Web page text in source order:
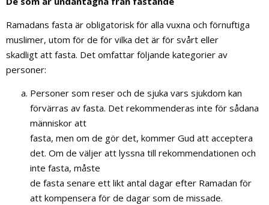
Ramadans fasta är obligatorisk för alla vuxna och förnuftiga
muslimer, utom för de för vilka det är för svårt eller
skadligt att fasta. Det omfattar följande kategorier av
personer:
Personer som reser och de sjuka vars sjukdom kan
förvärras av fasta. Det rekommenderas inte för sådana
människor att
fasta, men om de gör det, kommer Gud att acceptera
det. Om de väljer att lyssna till rekommendationen och
inte fasta, måste
de fasta senare ett likt antal dagar efter Ramadan för
att kompensera för de dagar som de missade.